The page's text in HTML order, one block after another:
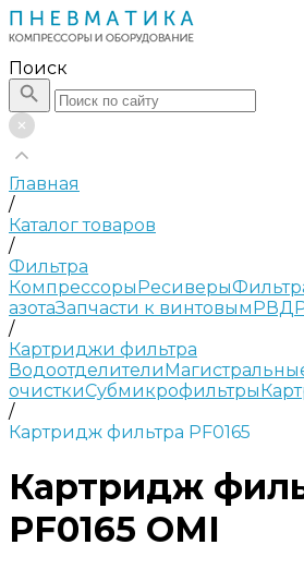
Поиск
Главная
/
Каталог товаров
/
Фильтра
КомпрессорыРесиверы
азотаЗапчасти к винтовымРВД
/
Картриджи фильтра
Водоотделители
очисткиСубмикрофильтры
/
Картридж фильтра PF0165
Картридж
PF0165 OMI